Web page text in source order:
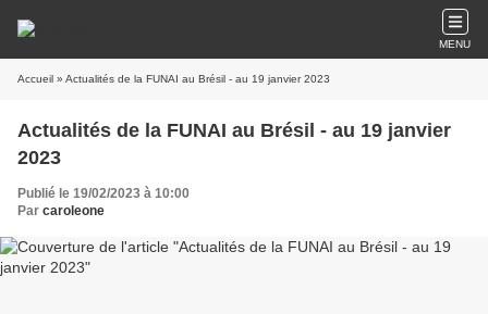
MENU
Accueil » Actualités de la FUNAI au Brésil - au 19 janvier 2023
Actualités de la FUNAI au Brésil - au 19 janvier
2023
Publié le 19/02/2023 à 10:00
Par caroleone